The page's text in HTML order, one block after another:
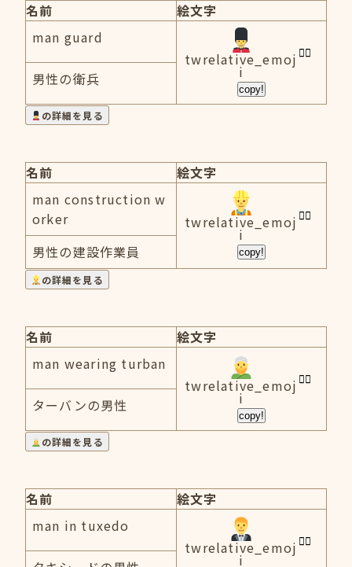
名前
絵文字
man guard
twrelative_emoj
i
copy!
男性の衛兵
の詳細を見る
名前
絵文字
man construction w
orker
twrelative_emoj
i
copy!
男性の建設作業員
の詳細を見る
名前
絵文字
man wearing turban
twrelative_emoj
i
copy!
ターバンの男性
の詳細を見る
名前
絵文字
man in tuxedo
twrelative_emoj
i